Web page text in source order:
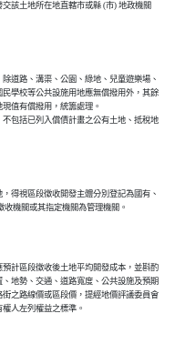
交該土地所在地直轄市或縣 (市) 地政機關
道路、溝渠、公園、綠地、兒童遊樂場、
民學校等公共設施用地應無償撥用外，其餘
值有償撥用，統籌處理。
包括已列入償債計畫之公有土地、抵稅地
得視區段徵收開發主體分別登記為國有、
收機關或其指定機關為管理機關。
計區段徵收後土地平均開發成本，並斟酌
地勢、交通、道路寬度、公共設施及預期
之路線價或區段價，提經地價評議委員會
人左列權益之標準。